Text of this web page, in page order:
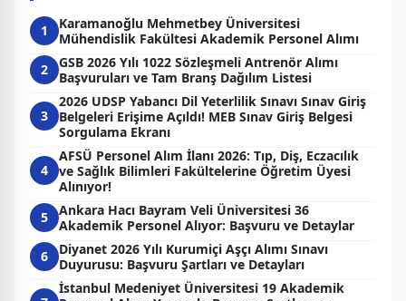
1
Karamanoğlu Mehmetbey Üniversitesi
Mühendislik Fakültesi Akademik Personel Alımı
2
GSB 2026 Yılı 1022 Sözleşmeli Antrenör Alımı
Başvuruları ve Tam Branş Dağılım Listesi
3
2026 UDSP Yabancı Dil Yeterlilik Sınavı Sınav Giriş
Belgeleri Erişime Açıldı! MEB Sınav Giriş Belgesi
Sorgulama Ekranı
4
AFSÜ Personel Alım İlanı 2026: Tıp, Diş, Eczacılık
ve Sağlık Bilimleri Fakültelerine Öğretim Üyesi
Alınıyor!
5
Ankara Hacı Bayram Veli Üniversitesi 36
Akademik Personel Alıyor: Başvuru ve Detaylar
6
Diyanet 2026 Yılı Kurumiçi Aşçı Alımı Sınavı
Duyurusu: Başvuru Şartları ve Detayları
İstanbul Medeniyet Üniversitesi 19 Akademik